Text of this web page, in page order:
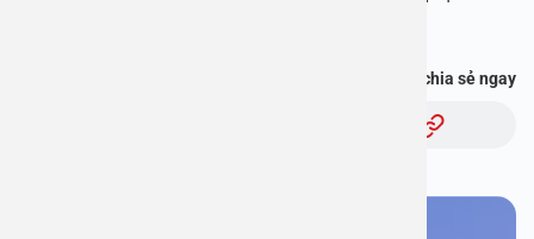
Bạn thấy thông tin này hữu ích, chia sẻ ngay